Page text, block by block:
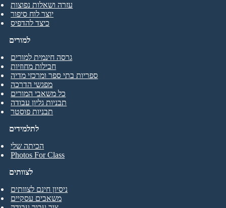
עזרה ושאלות נפוצות
יוצר לוח סיפור
כיצד להדפיס
לתלמידים
הכיתה שלי
Photos For Class
למורים
גרסה חינמית למורים
חבילות מחוזיות
ספריות בתי ספר ומרכזי מדיה
מפגשי הדרכה
כל משאבי המורים
תבניות גליון עבודה
תבניות פוסטר
לצוותים
ניסיון חינם לצוותים
משאבים עסקיים